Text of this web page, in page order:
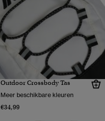
Outdoor Crossbody Tas
Meer beschikbare kleuren
€34,99